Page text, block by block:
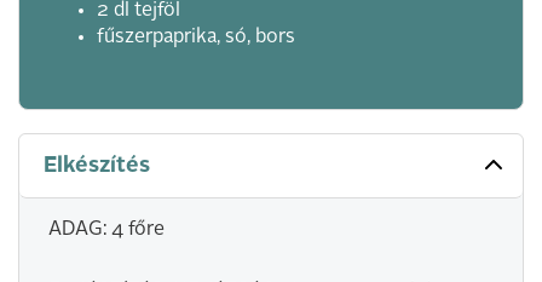
2 dl tejföl
fűszerpaprika, só, bors
Elkészítés
ADAG: 4 főre